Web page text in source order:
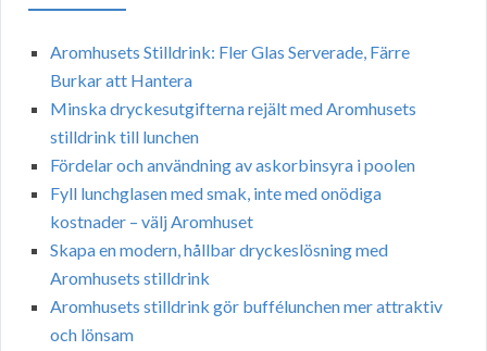
Aromhusets Stilldrink: Fler Glas Serverade, Färre
Burkar att Hantera
Minska dryckesutgifterna rejält med Aromhusets
stilldrink till lunchen
Fördelar och användning av askorbinsyra i poolen
Fyll lunchglasen med smak, inte med onödiga
kostnader – välj Aromhuset
Skapa en modern, hållbar dryckeslösning med
Aromhusets stilldrink
Aromhusets stilldrink gör buffélunchen mer attraktiv
och lönsam